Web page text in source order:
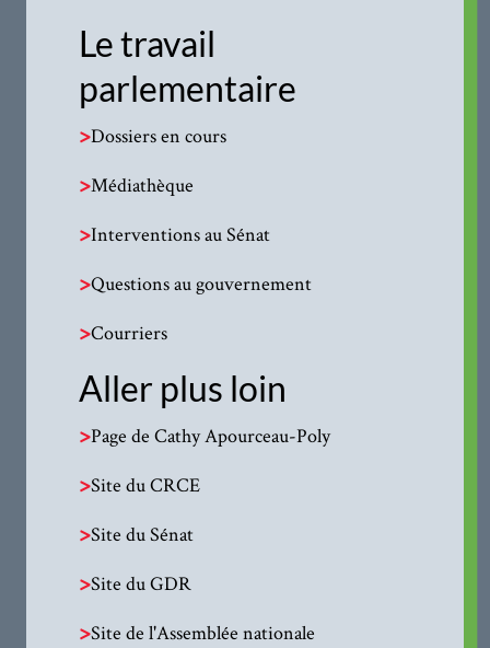
Le travail
parlementaire
>Dossiers en cours
>Médiathèque
>Interventions au Sénat
>Questions au gouvernement
>Courriers
Aller plus loin
>Page de Cathy Apourceau-Poly
>Site du CRCE
>Site du Sénat
>Site du GDR
>Site de l'Assemblée nationale